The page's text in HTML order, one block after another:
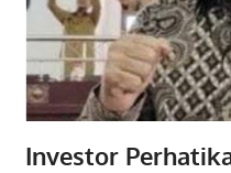
Investor